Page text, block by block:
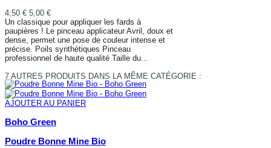
4,50 € 5,00 €
Un classique pour appliquer les fards à
paupières ! Le pinceau applicateur Avril, doux et
dense, permet une pose de couleur intense et
précise. Poils synthétiques Pinceau
professionnel de haute qualité Taille du...
7 AUTRES PRODUITS DANS LA MÊME CATÉGORIE :
AJOUTER AU PANIER
Boho Green
Poudre Bonne Mine Bio